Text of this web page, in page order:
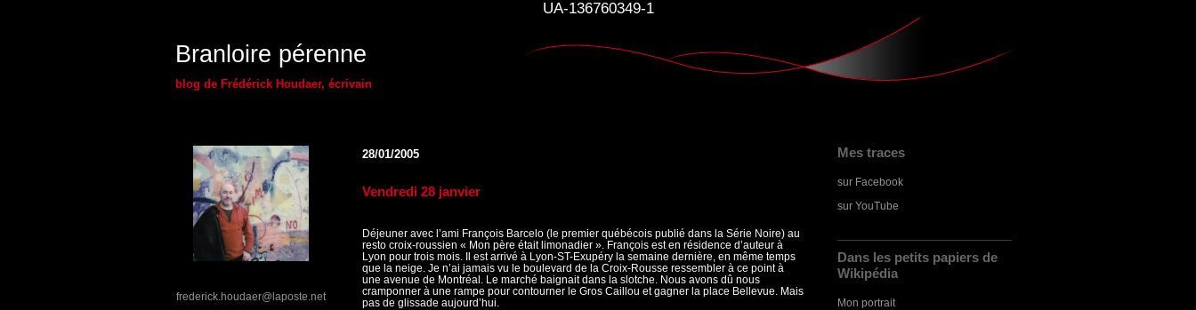
UA-136760349-1
Branloire pérenne
blog de Frédérick Houdaer, écrivain
frederick.houdaer@laposte.net
Mes traces
sur Facebook
sur YouTube
Dans les petits papiers de
Wikipédia
Mon portrait
28/01/2005
Vendredi 28 janvier
Déjeuner avec l’ami François Barcelo (le premier québécois publié dans la Série Noire) au
resto croix-roussien « Mon père était limonadier ». François est en résidence d’auteur à
Lyon pour trois mois. Il est arrivé à Lyon-ST-Exupéry la semaine dernière, en même temps
que la neige. Je n’ai jamais vu le boulevard de la Croix-Rousse ressembler à ce point à
une avenue de Montréal. Le marché baignait dans la slotche. Nous avons dû nous
cramponner à une rampe pour contourner le Gros Caillou et gagner la place Bellevue. Mais
pas de glissade aujourd’hui.